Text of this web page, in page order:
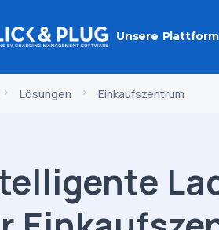
Unsere Plattform
Lösungen Einkaufszentrum